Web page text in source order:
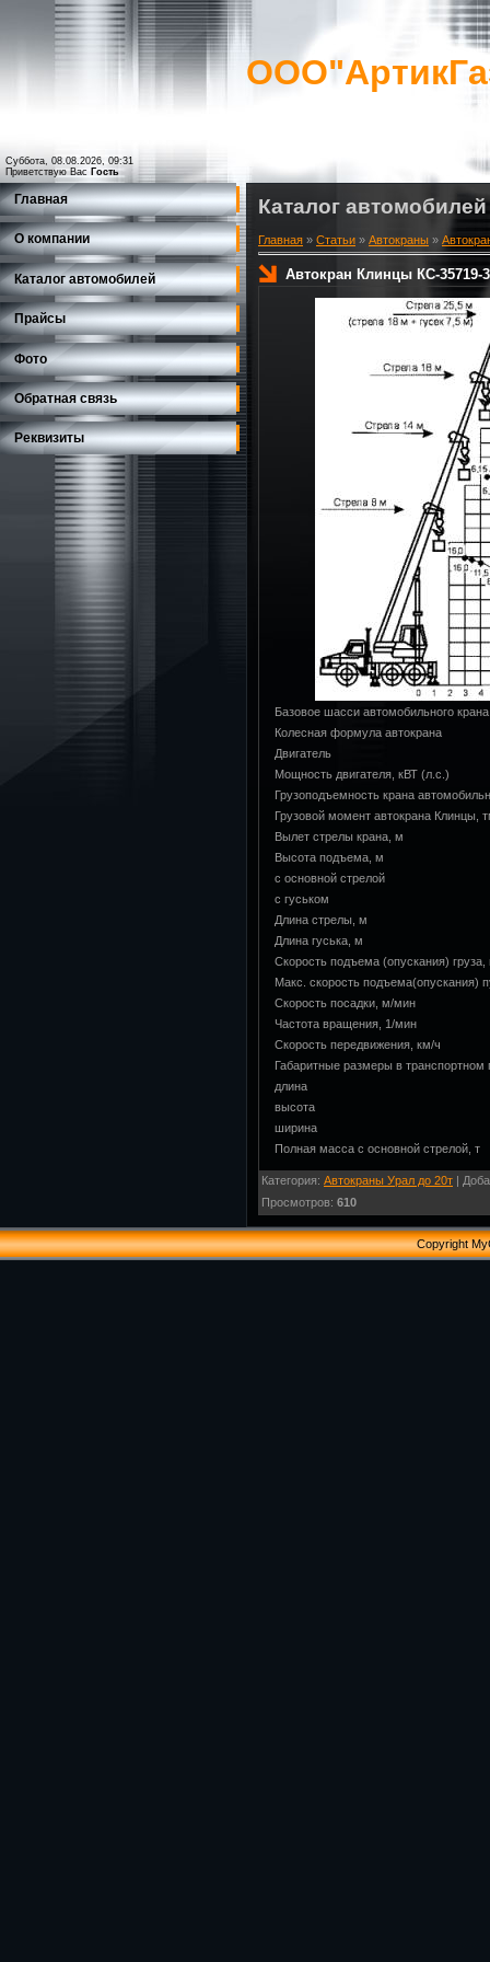
Суббота, 08.08.2026, 09:31
Приветствую Вас Гость
Главная
О компании
Каталог автомобилей
Прайсы
Фото
Обратная связь
Реквизиты
Каталог
Главная » Статьи » Автокраны »
Автокран Клинцы КС-35719-
Базовое шасси автомобильного
Колесная формула автокрана
Двигатель
Мощность двигателя, кВТ (л.с.)
Грузоподъемность крана
Грузовой момент автокрана Клинцы,
Вылет стрелы крана, м
Высота подъема, м
с основной стрелой
с гуськом
Длина стрелы, м
Длина гуська, м
Скорость подъема (опускания)
Макс. скорость подъема(опускания)
Скорость посадки, м/мин
Частота вращения, 1/мин
Скорость передвижения, км/ч
Габаритные размеры в
длина
высота
ширина
Полная масса с основной стрелой, т
Категория: Автокраны Урал до 20т |
Просмотров: 610
Copyright